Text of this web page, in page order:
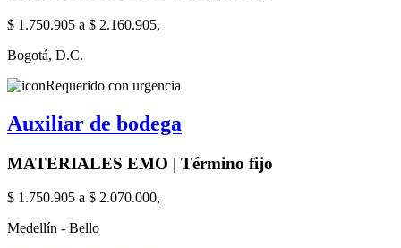
$ 1.750.905 a $ 2.160.905,
Bogotá, D.C.
Requerido con urgencia
Auxiliar de bodega
MATERIALES EMO | Término fijo
$ 1.750.905 a $ 2.070.000,
Medellín - Bello